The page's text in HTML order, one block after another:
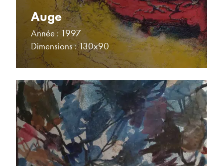
Auge
Année : 1997
Dimensions : 130x90